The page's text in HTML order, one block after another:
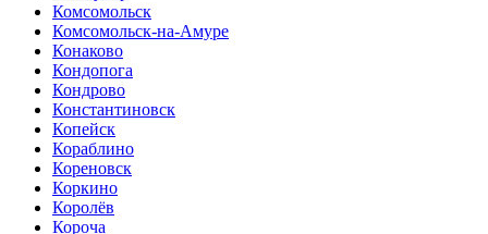
Комсомольск
Комсомольск-на-Амуре
Конаково
Кондопога
Кондрово
Константиновск
Копейск
Кораблино
Кореновск
Коркино
Королёв
Короча